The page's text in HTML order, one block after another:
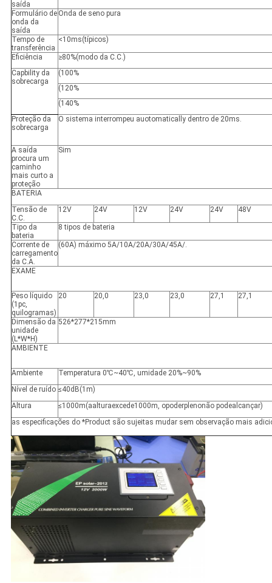
saída
Formulário de
onda da
saída
Onda de seno pura
Tempo de
transferência
<10ms(típicos)
Eficiência ≥80%(modo da C.C.)
Capbility da
sobrecarga
(100%
(120%
(140%
Proteção da
sobrecarga
O sistema interrompeu auotomatically dentro de 20ms.
A saída
procura um
caminho
mais curto a
proteção
Sim
BATERIA
Tensão de
C.C.
12V 24V 12V 24V 24V 48V
Tipo da
bateria
8 tipos de bateria
Corrente de
carregamento
da C.A.
(60A) máximo 5A/10A/20A/30A/45A/.
EXAME
Peso líquido
(1pc,
quilogramas)
20 20,0 23,0 23,0 27,1 27,1
Dimensão da
unidade
(L*W*H)
526*277*215mm
AMBIENTE
Ambiente Temperatura 0℃~40℃, umidade 20%~90%
Nível de ruído ≤40dB(1m)
Altura
≤1000m(aalturaexcede1000m, opoderplenonão podealcançar)
as especificações do *Product são sujeitas mudar sem observação mais